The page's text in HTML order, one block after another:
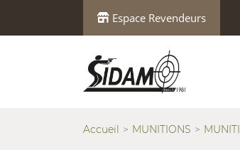
Espace Revendeurs
Accueil MUNITIONS